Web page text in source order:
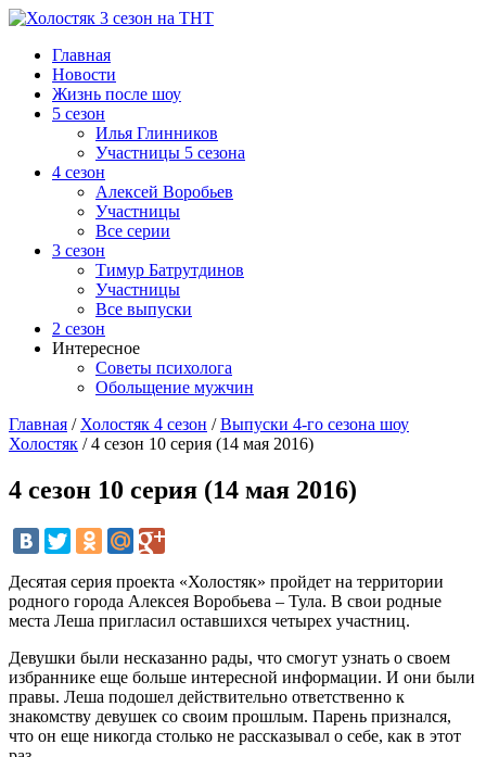
Главная
Новости
Жизнь после шоу
5 сезон
Илья Глинников
Участницы 5 сезона
4 сезон
Алексей Воробьев
Участницы
Все серии
3 сезон
Тимур Батрутдинов
Участницы
Все выпуски
2 сезон
Интересное
Советы психолога
Обольщение мужчин
Главная / Холостяк 4 сезон /Выпуски 4-го сезона шоу
Холостяк /4 сезон 10 серия (14 мая 2016)
4 сезон 10 серия (14 мая 2016)
Десятая серия проекта «Холостяк» пройдет на территории
родного города Алексея Воробьева – Тула. В свои родные
места Леша пригласил оставшихся четырех участниц.
Девушки были несказанно рады, что смогут узнать о своем
избраннике еще больше интересной информации. И они были
правы. Леша подошел действительно ответственно к
знакомству девушек со своим прошлым. Парень признался,
что он еще никогда столько не рассказывал о себе, как в этот